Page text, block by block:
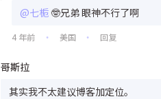
@七栀🤓兄弟 眼神不行了啊
4 年前 • 美国 • 回复
哥斯拉
其实我不太建议博客加定位。